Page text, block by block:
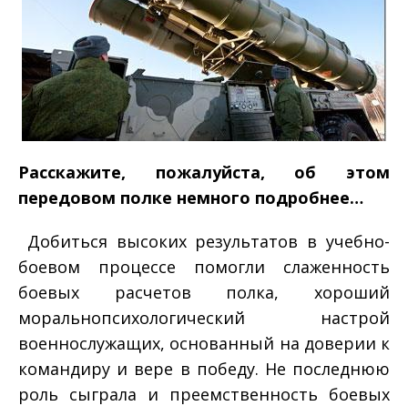
Расскажите, пожалуйста, об этом
передовом полке немного подробнее…
­ Добиться высоких результатов в учебно­
боевом процессе помогли слаженность
боевых расчетов полка, хороший
морально­психологический настрой
военнослужащих, основанный на доверии к
командиру и вере в победу. Не последнюю
роль сыграла и преемственность боевых